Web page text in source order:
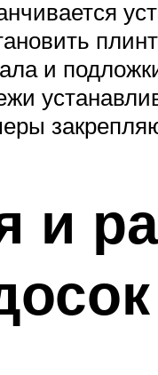
и
и